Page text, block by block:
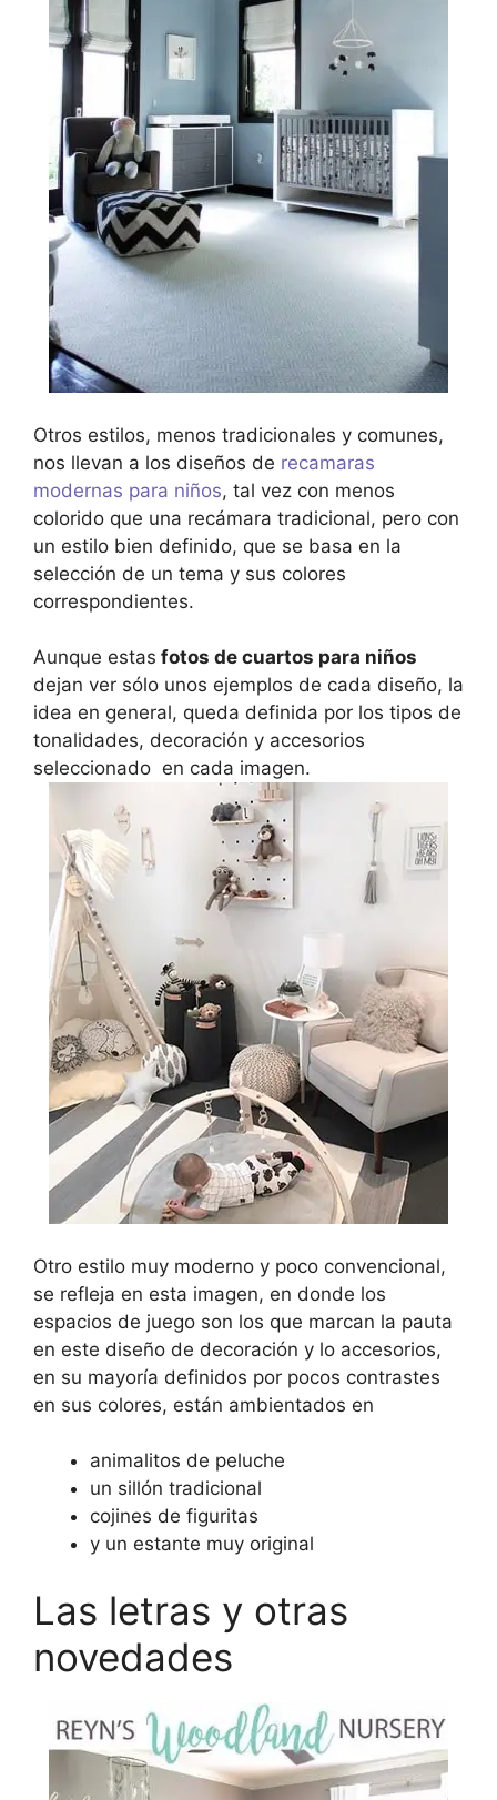
Otros estilos, menos tradicionales y comunes,
nos llevan a los diseños de recamaras
modernas para niños, tal vez con menos
colorido que una recámara tradicional, pero con
un estilo bien definido, que se basa en la
selección de un tema y sus colores
correspondientes.
Aunque estas fotos de cuartos para niños
dejan ver sólo unos ejemplos de cada diseño, la
idea en general, queda definida por los tipos de
tonalidades, decoración y accesorios
seleccionado en cada imagen.
Otro estilo muy moderno y poco convencional,
se refleja en esta imagen, en donde los
espacios de juego son los que marcan la pauta
en este diseño de decoración y lo accesorios,
en su mayoría definidos por pocos contrastes
en sus colores, están ambientados en
animalitos de peluche
un sillón tradicional
cojines de figuritas
y un estante muy original
Las letras y otras
novedades